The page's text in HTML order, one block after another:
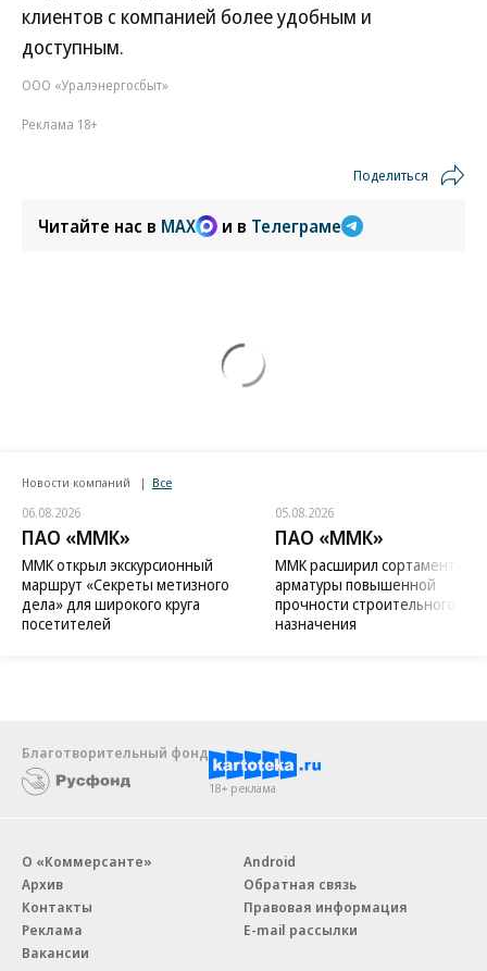
клиентов с компанией более удобным и
доступным.
ООО «Уралэнергосбыт»
Реклама 18+
Поделиться
Читайте нас в MAX и в Телеграме
Новости компаний Все
06.08.2026
ПАО «ММК»
ММК открыл экскурсионный
маршрут «Секреты метизного
дела» для широкого круга
посетителей
05.08.2026
ПАО «ММК»
ММК расширил сортамент
арматуры повышенной
прочности строительного
назначения
Благотворительный фонд
18+ реклама
О «Коммерсанте»
Архив
Контакты
Реклама
Вакансии
Android
Обратная связь
Правовая информация
E-mail рассылки